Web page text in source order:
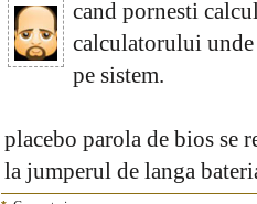
cand pornesti
calculatorului unde
pe sistem.
placebo parola de bios se
la jumperul de langa